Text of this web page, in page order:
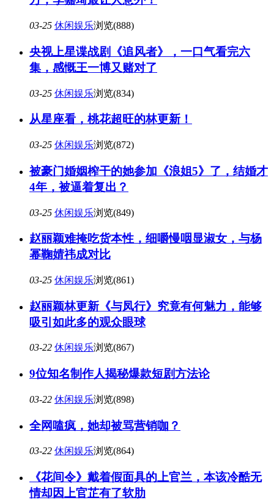
03-25 休闲娱乐浏览(888)
央视上星谍战剧《追风者》，一口气看完六
集，感慨王一博又赌对了
03-25 休闲娱乐浏览(834)
从星座看，桃花超旺的林更新！
03-25 休闲娱乐浏览(872)
被豪门婚姻榨干的她参加《浪姐5》了，结婚才
4年，被逼着复出？
03-25 休闲娱乐浏览(849)
赵丽颖难掩吃货本性，细嚼慢咽显淑女，与杨
幂鞠婧祎成对比
03-25 休闲娱乐浏览(861)
赵丽颖林更新《与凤行》究竟有何魅力，能够
吸引如此多的观众眼球
03-22 休闲娱乐浏览(867)
9位知名制作人揭秘爆款短剧方法论
03-22 休闲娱乐浏览(898)
全网嗑疯，她却被骂营销咖？
03-22 休闲娱乐浏览(864)
《花间令》戴着假面具的上官兰，本该冷酷无
情却因上官芷有了软肋